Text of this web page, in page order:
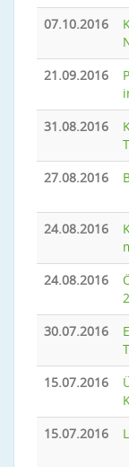
07.10.2016
21.09.2016
31.08.2016
27.08.2016
24.08.2016
24.08.2016
30.07.2016
15.07.2016
15.07.2016